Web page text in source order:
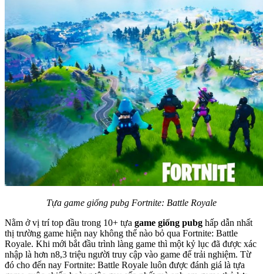
Tựa game giống pubg Fortnite: Battle Royale
Nằm ở vị trí top đầu trong 10+ tựa game giống pubg hấp dẫn nhất
thị trường game hiện nay không thể nào bỏ qua Fortnite: Battle
Royale. Khi mới bắt đầu trình làng game thì một kỷ lục đã được xác
nhập là hơn n8,3 triệu người truy cập vào game để trải nghiệm. Từ
đó cho đến nay Fortnite: Battle Royale luôn được đánh giá là tựa